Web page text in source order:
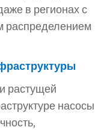
в регионах с
распределением
растущей
насосы